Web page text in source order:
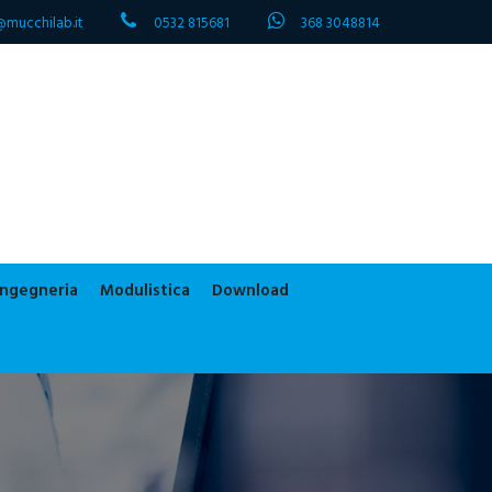
0532 815681 368 3048814
Modulistica Download